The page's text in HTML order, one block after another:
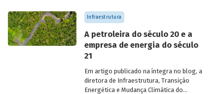
dos combustíveis fósseis nas principais
economias do mundo, isso passa por um
processo de transição energética
baseado na descarbonização, que deve
ocorrer sem penalizar os países mais
pobres e as populações mais vulneráveis.
processo.
Infraestrutura
A petroleira do século 20 e a
empresa de energia do século
21
Em artigo publicado na íntegra no blog, a
diretora de Infraestrutura, Transição
Energética e Mudança Climática do